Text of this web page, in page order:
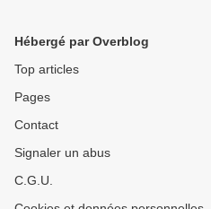
Hébergé par Overblog
Top articles
Pages
Contact
Signaler un abus
C.G.U.